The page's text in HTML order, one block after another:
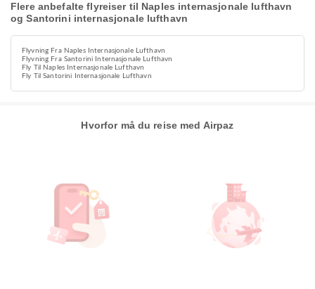
Flere anbefalte flyreiser til Naples internasjonale lufthavn
og Santorini internasjonale lufthavn
Flyvning Fra Naples Internasjonale Lufthavn
Flyvning Fra Santorini Internasjonale Lufthavn
Fly Til Naples Internasjonale Lufthavn
Fly Til Santorini Internasjonale Lufthavn
Hvorfor må du reise med Airpaz